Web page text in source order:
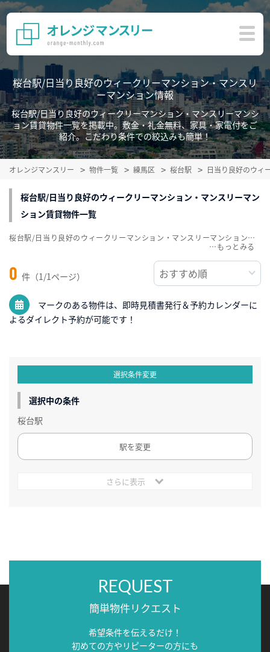
桜台駅/日当り良好のウィークリーマンション・マンスリ
ーマンション情報
桜台駅/日当り良好のウィークリーマンション・マンスリーマンシ
ョン賃貸物件一覧を掲載中。敷金・礼金無料、家具・家電付をご
紹介。こだわり条件での絞込みも簡単！
オレンジマンスリー 物件一覧 練馬区 桜台駅 日当り良好のウィ
桜台駅/日当り良好のウィークリーマンション・マンスリーマン
ション賃貸物件一覧
0 件（1/1ページ）
マークのある物件は、即時見積書発行＆予約カレンダーに
よるダイレクト予約が可能です！
桜台駅/日当り良好のウィークリーマンション・マンスリーマンション賃貸物件一覧を掲載中。敷金・礼金無料、家具・家電付をご紹介。こだわり条件での絞込みも簡単！
…
選択条件変更
選択中の条件
桜台駅
駅を変更
さらに表示
REQUEST
簡単物件リクエスト
希望条件を伝えるだけ！
初めての方やリピーターの方にも